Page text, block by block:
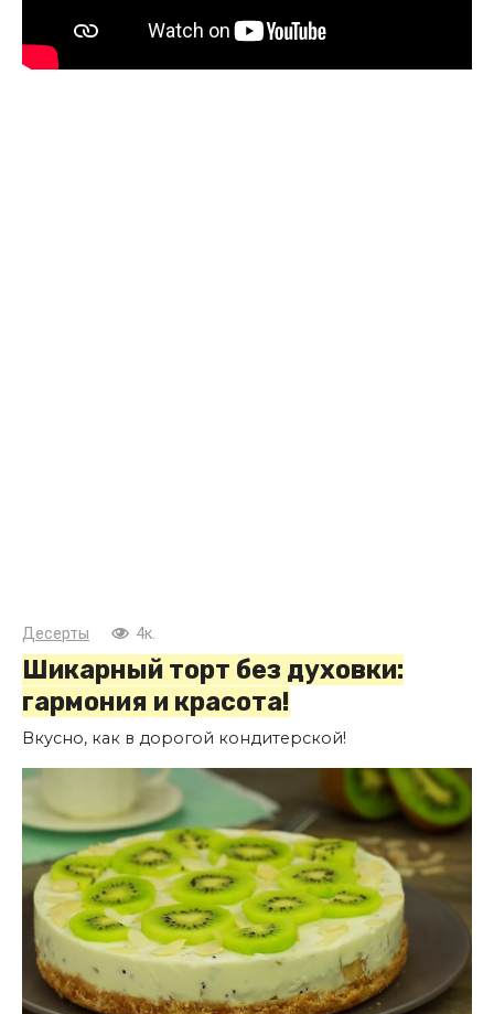
Десерты 4к.
Шикарный торт без духовки:
гармония и красота!
Вкусно, как в дорогой кондитерской!